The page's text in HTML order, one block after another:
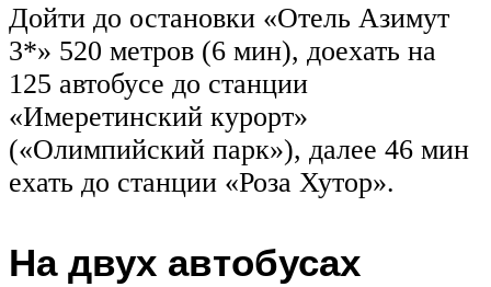
Дойти до остановки «Отель Азимут
3*» 520 метров (6 мин), доехать на
125 автобусе до станции
«Имеретинский курорт»
(«Олимпийский парк»), далее 46 мин
ехать до станции «Роза Хутор».
На двух автобусах